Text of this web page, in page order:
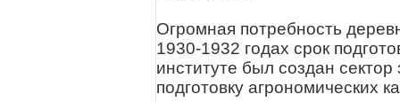
Огромная потребность
1930-1932 годах срок
институте был создан
подготовку агрономических